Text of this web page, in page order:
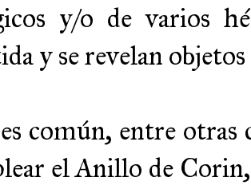
y/o de varios
y se revelan
común, entre otras
el Anillo de